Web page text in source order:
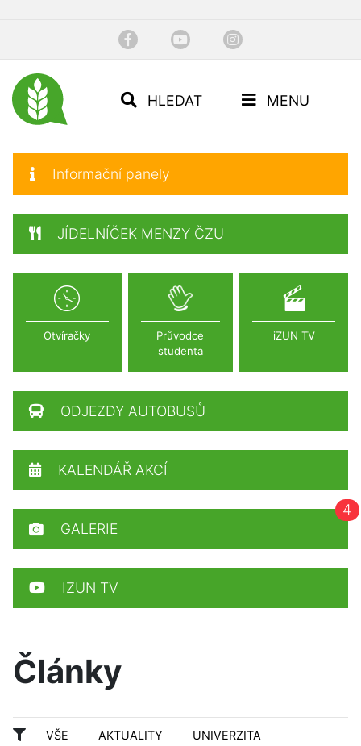
HLEDAT MENU
Články
VŠE AKTUALITY UNIVERZITA
Informační panely
JÍDELNÍČEK MENZY ČZU
Otvíračky
Průvodce
studenta
iZUN TV
ODJEZDY AUTOBUSŮ
KALENDÁŘ AKCÍ
GALERIE
4
IZUN TV